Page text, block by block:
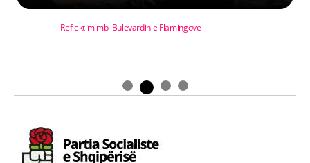
Reflektim mbi Bulevardin e Flamingove